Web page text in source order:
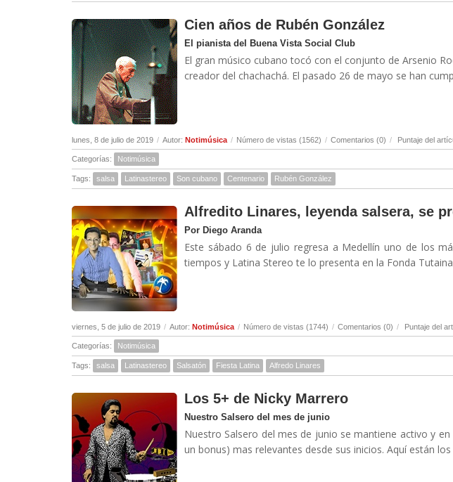
Cien años de Rubén González
El pianista del Buena Vista Social Club
El gran músico cubano tocó con el conjunto de Arsenio
creador del chachachá. El pasado 26 de mayo se han
lunes, 8 de julio de 2019 / Autor: Notimúsica / Número de vistas (1562) / Comentarios (0) / Puntaje del
Categorías: Notimúsica
Tags: salsa Latinastereo Son cubano Centenario Rubén González
Alfredito Linares, leyenda salsera, se
Por Diego Aranda
Este sábado 6 de julio regresa a Medellín uno de los
tiempos y Latina Stereo te lo presenta en la Fonda
viernes, 5 de julio de 2019 / Autor: Notimúsica / Número de vistas (1744) / Comentarios (0) / Puntaje del
Categorías: Notimúsica
Tags: salsa Latinastereo Salsatón Fiesta Latina Alfredo Linares
Los 5+ de Nicky Marrero
Nuestro Salsero del mes de junio
Nuestro Salsero del mes de junio se mantiene activo y
un bonus) mas relevantes desde sus inicios. Aquí están